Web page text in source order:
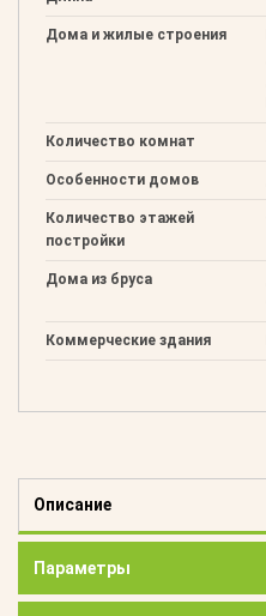
Дома и жилые строения
Количество комнат
Особенности домов
Количество этажей
постройки
Дома из бруса
Коммерческие здания
Описание
Параметры